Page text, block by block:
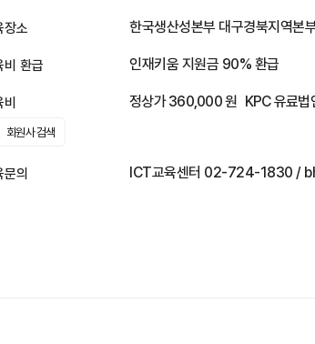
장소 한국생산성본부 대구경북지역본
비 환급 인재키움 지원금 90% 환급
정상가 360,000 원 KPC 유료
의 ICT교육센터 02-724-1830 /